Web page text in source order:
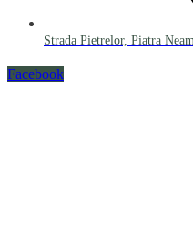
Strada Pietrelor, Piatra
Facebook